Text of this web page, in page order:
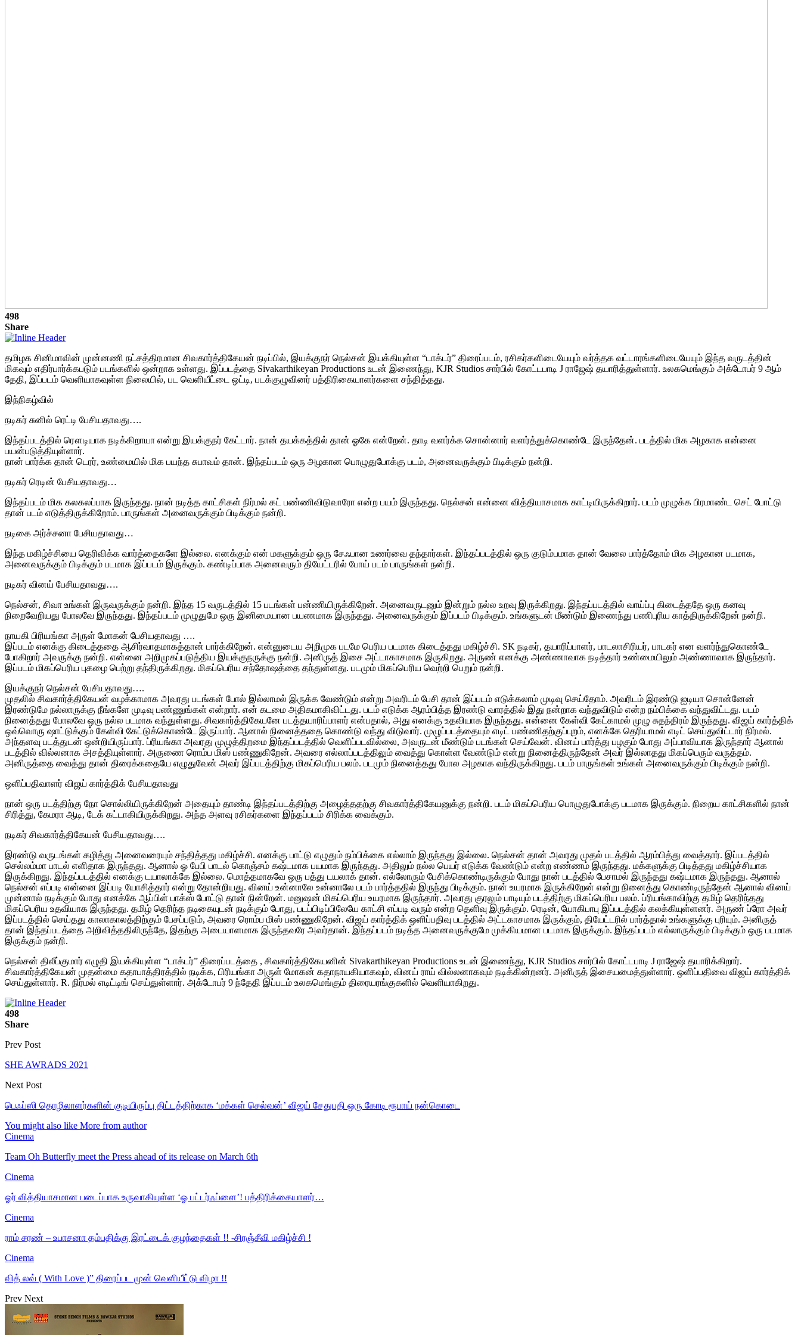
498
Share
தமிழக சினிமாவின் முன்னணி நட்சத்திரமான சிவகார்த்திகேயன் நடிப்பில், இயக்குநர் நெல்சன் இயக்கியுள்ள “டாக்டர்” திரைப்படம், ரசிகர்களிடையேயும் வர்த்தக வட்டாரங்களிடையேயும் இந்த வருடத்தின்
மிகவும் எதிர்பார்க்கபடும் படங்களில் ஒன்றாக உள்ளது. இப்படத்தை Sivakarthikeyan Productions உடன் இணைந்து, KJR Studios சார்பில் கோட்டபாடி J ராஜேஷ் தயாரித்துள்ளார். உலகமெங்கும் அக்டோபர் 9 ஆம்
தேதி, இப்படம் வெளியாகவுள்ள நிலையில், பட வெளியீட்டை ஒட்டி, படக்குழுவினர் பத்திரிகையாளர்களை சந்தித்தது.
இந்நிகழ்வில்
நடிகர் சுனில் ரெட்டி பேசியதாவது….
இந்தப்படத்தில் ரௌடியாக நடிக்கிறாயா என்று இயக்குநர் கேட்டார். நான் தயக்கத்தில் தான் ஓகே என்றேன். தாடி வளர்க்க சொன்னார் வளர்த்துக்கொண்டே இருந்தேன். படத்தில் மிக அழகாக என்னை
பயன்படுத்தியுள்ளார்.
நான் பார்க்க தான் டெரர், உண்மையில் மிக பயந்த சுபாவம் தான். இந்தப்படம் ஒரு அழகான பொழுதுபோக்கு படம், அனைவருக்கும் பிடிக்கும் நன்றி.
நடிகர் ரெடின் பேசியதாவது…
இந்தப்படம் மிக கலகலப்பாக இருந்தது. நான் நடித்த காட்சிகள் நிர்மல் கட் பண்ணிவிடுவாரோ என்ற பயம் இருந்தது. நெல்சன் என்னை வித்தியாசமாக காட்டியிருக்கிறார். படம் முழுக்க பிரமாண்ட செட் போட்டு
தான் படம் எடுத்திருக்கிறோம். பாருங்கள் அனைவருக்கும் பிடிக்கும் நன்றி.
நடிகை அர்ச்சனா பேசியதாவது…
இந்த மகிழ்ச்சியை தெரிவிக்க வார்த்தைகளே இல்லை. எனக்கும் என் மகளுக்கும் ஒரு சேஃபான உணர்வை தந்தார்கள். இந்தப்படத்தில் ஒரு குடும்பமாக தான் வேலை பார்த்தோம் மிக அழகான படமாக,
அனைவருக்கும் பிடிக்கும் படமாக இப்படம் இருக்கும். கண்டிப்பாக அனைவரும் தியேட்டரில் போய் படம் பாருங்கள் நன்றி.
நடிகர் வினய் பேசியதாவது….
நெல்சன், சிவா உங்கள் இருவருக்கும் நன்றி. இந்த 15 வருடத்தில் 15 படங்கள் பன்ணியிருக்கிறேன். அனைவருடனும் இன்றும் நல்ல உறவு இருக்கிறது. இந்தப்படத்தில் வாய்ப்பு கிடைத்ததே ஒரு கனவு
நிறைவேறியது போலவே இருந்தது. இந்தப்படம் முழுதுமே ஒரு இனிமையான பயணமாக இருந்தது. அனைவருக்கும் இப்படம் பிடிக்கும். உங்களுடன் மீண்டும் இணைந்து பணிபுரிய காத்திருக்கிறேன் நன்றி.
நாயகி பிரியங்கா அருள் மோகன் பேசியதாவது ….
இப்படம் எனக்கு கிடைத்ததை ஆசிர்வாதமாகத்தான் பார்க்கிறேன். என்னுடைய அறிமுக படமே பெரிய படமாக கிடைத்தது மகிழ்ச்சி. SK நடிகர், தயாரிப்பாளர், பாடலாசிரியர், பாடகர் என வளர்ந்துகொண்டே
போகிறார் அவருக்கு நன்றி. என்னை அறிமுகப்படுத்திய இயக்குநருக்கு நன்றி. அனிருத் இசை அட்டாகாசமாக இருகிறது. அருண் எனக்கு அண்ணாவாக நடித்தார் உண்மையிலும் அண்ணாவாக இருந்தார்.
இப்படம் மிகப்பெரிய புகழை பெற்று தந்திருக்கிறது. மிகப்பெரிய சந்தோஷத்தை தந்துள்ளது. படமும் மிகப்பெரிய வெற்றி பெறும் நன்றி.
இயக்குநர் நெல்சன் பேசியதாவது….
முதலில் சிவகார்த்திகேயன் வழக்காமாக அவரது படங்கள் போல் இல்லாமல் இருக்க வேண்டும் என்று அவரிடம் பேசி தான் இப்படம் எடுக்கலாம் முடிவு செய்தோம். அவரிடம் இரண்டு ஐடியா சொன்னேன்
இரண்டுமே நல்லாருக்கு நீங்களே முடிவு பண்ணுங்கள் என்றார். என் கடமை அதிகமாகிவிட்டது. படம் எடுக்க ஆரம்பித்த இரண்டு வாரத்தில் இது நன்றாக வந்துவிடும் என்ற நம்பிக்கை வந்துவிட்டது. படம்
நினைத்தது போலவே ஒரு நல்ல படமாக வந்துள்ளது. சிவகார்த்திகேயனே படத்தயாரிப்பாளர் என்பதால், அது எனக்கு உதவியாக இருந்தது. என்னை கேள்வி கேட்காமல் முழு சுதந்திரம் இருந்தது. விஜய் கார்த்திக்
ஒவ்வொரு ஷாட்டுக்கும் கேள்வி கேட்டுக்கொண்டே இருப்பார். ஆனால் நினைத்ததை கொண்டு வந்து விடுவார். முழுப்படத்தையும் எடிட் பண்ணிதற்குப்புறம், எனக்கே தெரியாமல் எடிட் செய்துவிட்டார் நிர்மல்.
அந்தளவு படத்துடன் ஒன்றியிருப்பார். ப்ரியங்கா அவரது முழுத்திறமை இந்தப்படத்தில் வெளிப்படவில்லை, அவருடன் மீண்டும் படங்கள் செய்வேன். வினய் பார்த்து பழகும் போது அப்பாவியாக இருந்தார் ஆனால்
படத்தில் வில்லனாக அசத்தியுள்ளார். அருணை ரொம்ப மிஸ் பண்ணுகிறேன். அவரை எல்லாப்படத்திலும் வைத்து கொள்ள வேண்டும் என்று நினைத்திருந்தேன் அவர் இல்லாதது மிகப்பெரும் வருத்தம்.
அனிருத்தை வைத்து தான் திரைக்கதையே எழுதுவேன் அவர் இப்படத்திற்கு மிகப்பெரிய பலம். படமும் நினைத்தது போல அழகாக வந்திருக்கிறது. படம் பாருங்கள் உங்கள் அனைவருக்கும் பிடிக்கும் நன்றி.
ஒளிப்பதிவாளர் விஜய் கார்த்திக் பேசியதாவது
நான் ஒரு படத்திற்கு நோ சொல்லியிருக்கிறேன் அதையும் தாண்டி இந்தப்படத்திற்கு அழைத்ததற்கு சிவகார்த்திகேயனுக்கு நன்றி. படம் மிகப்பெரிய பொழுதுபோக்கு படமாக இருக்கும். நிறைய காட்சிகளில் நான்
சிரித்து, கேமரா ஆடி, டேக் கட்டாகியிருக்கிறது. அந்த அளவு ரசிகர்களை இந்தப்படம் சிரிக்க வைக்கும்.
நடிகர் சிவகார்த்திகேயன் பேசியதாவது….
இரண்டு வருடங்கள் கழித்து அனைவரையும் சந்தித்தது மகிழ்ச்சி. எனக்கு பாட்டு எழுதும் நம்பிக்கை எல்லாம் இருந்தது இல்லை. நெல்சன் தான் அவரது முதல் படத்தில் ஆரம்பித்து வைத்தார். இப்படத்தில்
செல்லம்மா பாடல் எளிதாக இருந்தது. ஆனால் ஓ பேபி பாடல் கொஞ்சம் கஷ்டமாக பயமாக இருந்தது. அதிலும் நல்ல பெயர் எடுக்க வேண்டும் என்ற எண்ணம் இருந்தது. மக்களுக்கு பிடித்தது மகிழ்ச்சியாக
இருக்கிறது. இந்தப்படத்தில் எனக்கு டயாலாக்கே இல்லை. மொத்தமாகவே ஒரு பத்து டயலாக் தான். எல்லோரும் பேசிக்கொண்டிருக்கும் போது நான் படத்தில் பேசாமல் இருந்தது கஷ்டமாக இருந்தது. ஆனால்
நெல்சன் எப்படி என்னை இப்படி யோசித்தார் என்று தோன்றியது. வினய் உன்னாலே உன்னாலே படம் பார்த்ததில் இருந்து பிடிக்கும். நான் உயரமாக இருக்கிறேன் என்று நினைத்து கொண்டிருந்தேன் ஆனால் வினய்
முன்னால் நடிக்கும் போது எனக்கே ஆப்பிள் பாக்ஸ் போட்டு தான் நின்றேன். மனுஷன் மிகப்பெரிய உயரமாக இருந்தார். அவரது குரலும் பாடியும் படத்திற்கு மிகப்பெரிய பலம். ப்ரியங்காவிற்கு தமிழ் தெரிந்தது
மிகப்பெரிய உதவியாக இருந்தது. தமிழ் தெரிந்த நடிகையுடன் நடிக்கும் போது, படப்பிடிப்பிலேயே காட்சி எப்படி வரும் என்ற தெளிவு இருக்கும். ரெடின், யோகிபாபு இப்படத்தில் கலக்கியுள்ளனர். அருண் ப்ரோ அவர்
இப்படத்தில் செய்தது காலாகாலத்திற்கும் பேசப்படும், அவரை ரொம்ப மிஸ் பண்ணுகிறேன். விஜய் கார்த்திக் ஒளிப்பதிவு படத்தில் அட்டகாசமாக இருக்கும், தியேட்டரில் பார்த்தால் உங்களுக்கு புரியும். அனிருத்
தான் இந்தப்படத்தை அறிவித்ததிலிருந்தே, இதற்கு அடையாளமாக இருந்தவரே அவர்தான். இந்தப்படம் நடித்த அனைவருக்குமே முக்கியமான படமாக இருக்கும். இந்தப்படம் எல்லாருக்கும் பிடிக்கும் ஒரு படமாக
இருக்கும் நன்றி.
நெல்சன் திலீப்குமார் எழுதி இயக்கியுள்ள “டாக்டர்” திரைப்படத்தை , சிவகார்த்திகேயனின் Sivakarthikeyan Productions உடன் இணைந்து, KJR Studios சார்பில் கோட்டபாடி J ராஜேஷ் தயாரிக்கிறார்.
சிவகார்த்திகேயன் முதன்மை கதாபாத்திரத்தில் நடிக்க, பிரியங்கா அருள் மோகன் கதாநாயகியாகவும், வினய் ராய் வில்லனாகவும் நடிக்கின்றனர். அனிருத் இசையமைத்துள்ளார். ஒளிப்பதிவை விஜய் கார்த்திக்
செய்துள்ளார். R. நிர்மல் எடிட்டிங் செய்துள்ளார். அக்டோபர் 9 ந்தேதி இப்படம் உலகமெங்கும் திரையரங்குகளில் வெளியாகிறது.
498
Share
Prev Post
SHE AWRADS 2021
Next Post
பெஃப்ஸி தொழிலாளர்களின் குடியிருப்பு திட்டத்திற்காக ‘மக்கள் செல்வன்’ விஜய் சேதுபதி ஒரு கோடி ரூபாய் நன்கொடை
You might also like More from author
Cinema
Team Oh Butterfly meet the Press ahead of its release on March 6th
Cinema
ஓர் வித்தியாசமான படைப்பாக உருவாகியுள்ள ‘ஓ பட்டர்ஃப்ளை’! பத்திரிக்கையாளர்…
Cinema
ராம் சரண் – உபாசனா தம்பதிக்கு இரட்டைக் குழந்தைகள் !! -சிரஞ்சீவி மகிழ்ச்சி !
Cinema
வித் லவ் ( With Love )” திரைப்பட முன் வெளியீட்டு விழா !!
Prev Next